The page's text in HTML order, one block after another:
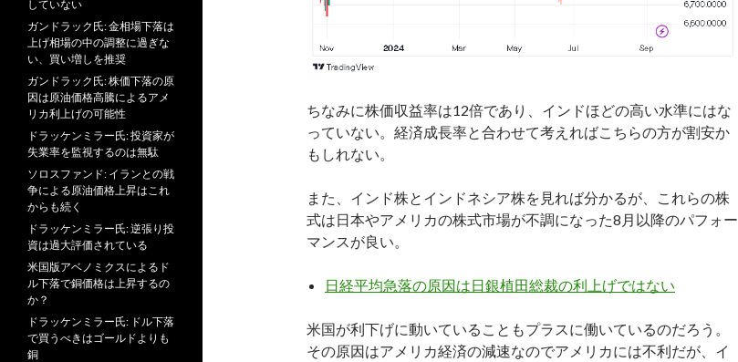
ちなみに株価収益率は12倍であり、インドほどの高い水準にはな
っていない。経済成長率と合わせて考えればこちらの方が割安か
もしれない。
また、インド株とインドネシア株を見れば分かるが、これらの株
式は日本やアメリカの株式市場が不調になった8月以降のパフォー
マンスが良い。
日経平均急落の原因は日銀植田総裁の利上げではない
米国が利下げに動いていることもプラスに働いているのだろう。
その原因はアメリカ経済の減速なのでアメリカには不利だが、イ
していない
ガンドラック氏: 金相場下落は
上げ相場の中の調整に過ぎな
い、買い増しを推奨
ガンドラック氏: 株価下落の原
因は原油価格高騰によるアメ
リカ利上げの可能性
ドラッケンミラー氏: 投資家が
失業率を監視するのは無駄
ソロスファンド: イランとの戦
争による原油価格上昇はこれ
からも続く
ドラッケンミラー氏: 逆張り投
資は過大評価されている
米国版アベノミクスによるド
ル下落で銅価格は上昇するの
か？
ドラッケンミラー氏: ドル下落
で買うべきはゴールドよりも
銅